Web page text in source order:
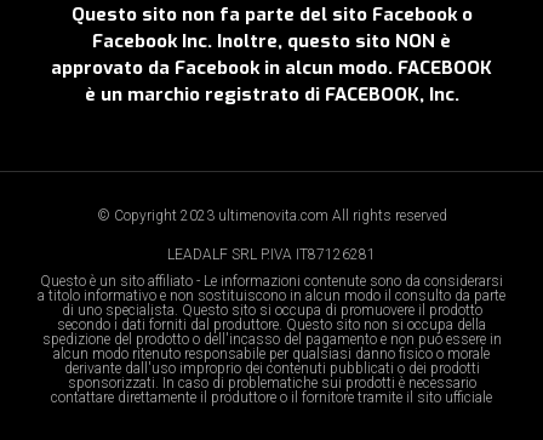
Questo sito non fa parte del sito Facebook o
Facebook Inc. Inoltre, questo sito NON è
approvato da Facebook in alcun modo. FACEBOOK
è un marchio registrato di FACEBOOK, Inc.
© Copyright 2023 ultimenovita.com All rights reserved
LEADALF SRL P.IVA IT87126281
Questo è un sito affiliato - Le informazioni contenute sono da considerarsi
a titolo informativo e non sostituiscono in alcun modo il consulto da parte
di uno specialista. Questo sito si occupa di promuovere il prodotto
secondo i dati forniti dal produttore. Questo sito non si occupa della
spedizione del prodotto o dell'incasso del pagamento e non può essere in
alcun modo ritenuto responsabile per qualsiasi danno fisico o morale
derivante dall'uso improprio dei contenuti pubblicati o dei prodotti
sponsorizzati. In caso di problematiche sui prodotti è necessario
contattare direttamente il produttore o il fornitore tramite il sito ufficiale